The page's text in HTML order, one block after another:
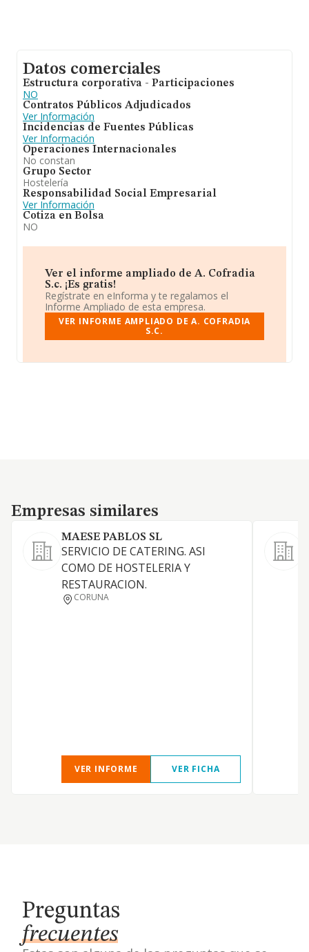
Datos comerciales
Estructura corporativa - Participaciones
NO
Contratos Públicos Adjudicados
Ver Información
Incidencias de Fuentes Públicas
Ver Información
Operaciones Internacionales
No constan
Grupo Sector
Hostelería
Responsabilidad Social Empresarial
Ver Información
Cotiza en Bolsa
NO
Ver el informe ampliado de A. Cofradia
S.c. ¡Es gratis!
Regístrate en eInforma y te regalamos el
Informe Ampliado de esta empresa.
VER INFORME AMPLIADO DE A. COFRADIA
S.C.
Empresas similares
Empresas similares
MAESE PABLOS SL
SERVICIO DE CATERING. ASI
COMO DE HOSTELERIA Y
RESTAURACION.
CORUNA
VER INFORME VER FICHA
Preguntas
frecuentes